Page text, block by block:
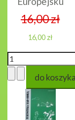
16,00 zł
16,00 zł